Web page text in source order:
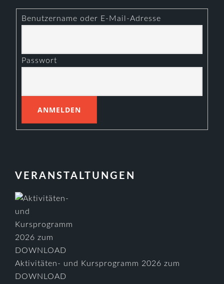
Benutzername oder E-Mail-Adresse
Passwort
VERANSTALTUNGEN
Aktivitäten- und Kursprogramm 2026 zum
DOWNLOAD